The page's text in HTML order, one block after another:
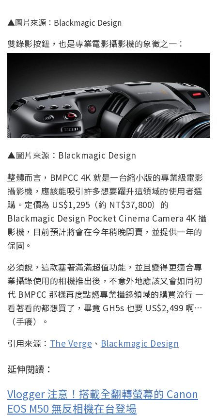
▲圖片來源：Blackmagic Design
雙錄影按鈕，也是專業電影攝影機的象徵之一：
▲圖片來源：Blackmagic Design
整體而言，BMPCC 4K 就是一台縮小版的專業級電影
攝影機，應該能吸引許多想要躍升這領域的使用者選
購。定價為 US$1,295（約 NT$37,800）的
Blackmagic Design Pocket Cinema Camera 4K 攝
影機，目前預計將會在今年稍晚開賣，並提供一年的
保固。
必須說，這款塞著滿滿超值功能，並且變得更適合專
業攝錄使用的相機推出後，不意外地應該又會如同初
代 BMPCC 那樣再度點燃專業攝錄領域的購買流行 —
看著看的都想買了，畢竟 GH5s 也要 US$2,499 啊…
（手癢）。
引用來源： The Verge 、 Blackmagic Design
延伸閱讀：
Vlogger 注意！搭載全翻轉螢幕的 Canon
EOS M50 無反相機在台登場